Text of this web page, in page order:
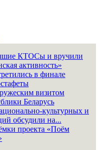
КТОСы и вручили
активность»
в финале
визитом
Беларусь
культурных и
обсудили на...
проекта «Поём